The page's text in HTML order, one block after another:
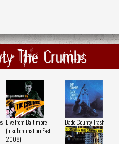
The Crumbs
Live from Baltimore
(Insubordination Fest
2008)
Dade County Trash